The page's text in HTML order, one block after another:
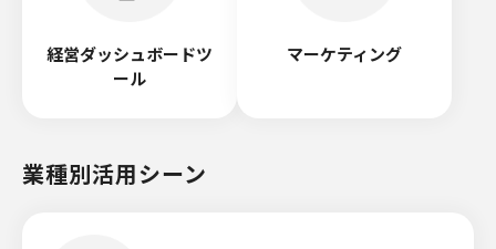
経営ダッシュボードツ
ール
マーケティング
業種別活用シーン